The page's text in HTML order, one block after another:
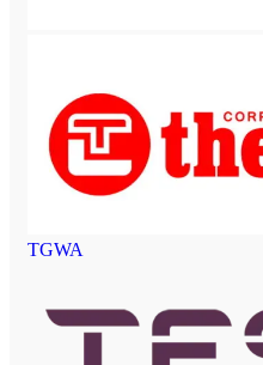
TGWA